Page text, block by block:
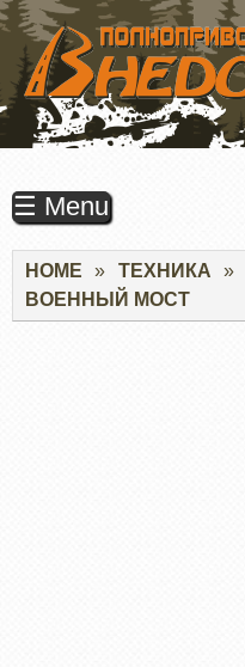
ПЕРЕЙТИ
ОСНОВНОМУ
СОДЕРЖАНИЮ
☰ Menu
Строка
навигации
HOME ТЕХНИКА
ВОЕННЫЙ МОСТ